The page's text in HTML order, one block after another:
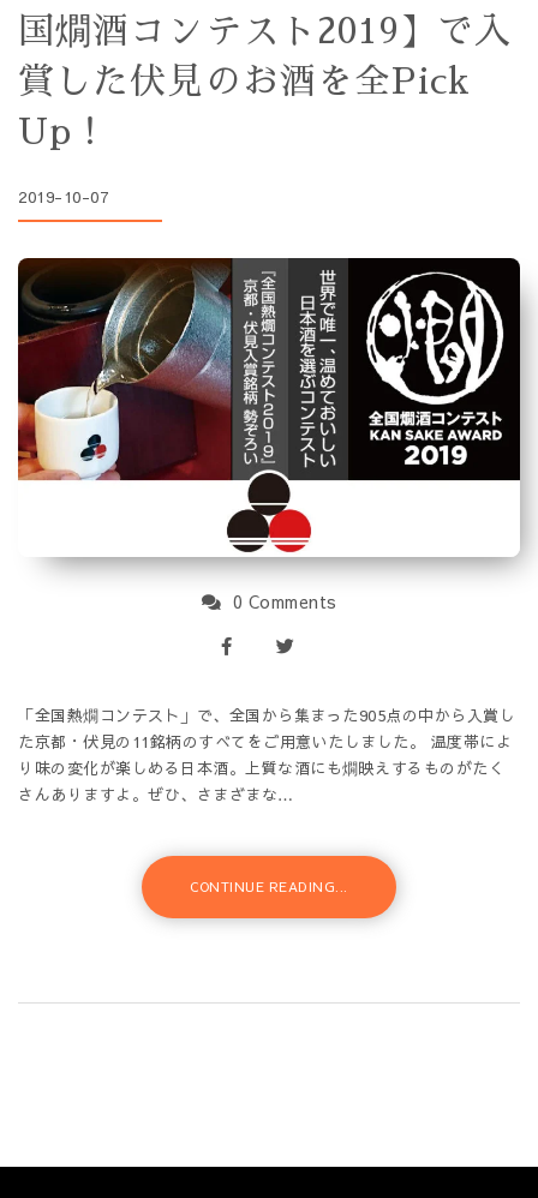
国燗酒コンテスト2019】で入
賞した伏見のお酒を全Pick
Up！
2019-10-07
0 Comments
「全国熱燗コンテスト」で、全国から集まった905点の中から入賞し
た京都・伏見の11銘柄のすべてをご用意いたしました。 温度帯によ
り味の変化が楽しめる日本酒。上質な酒にも燗映えするものがたく
さんありますよ。ぜひ、さまざまな…
CONTINUE READING...